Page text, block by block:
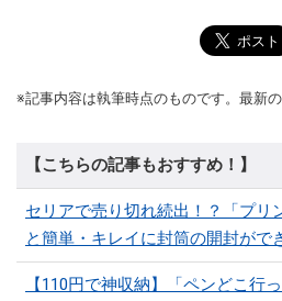
※記事内容は執筆時点のものです。最新
【こちらの記事もおすすめ！】
セリアで売り切れ続出！？「プリ
と簡単・キレイに封筒の開封がで
【110円で神収納】「ペンどこ行